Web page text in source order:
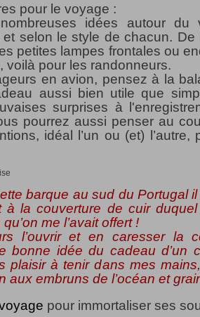
pour le voyage :
idées autour du
et selon le style de chacun.
petites lampes frontales ou
voilà pour les randonneurs.
en avion, pensez à la
aussi bien utile que
surprises à
pourrez aussi penser au
idéal l’un ou (et) l’autre,
barque au sud du Portugal
à la couverture de cuir
me l’avait offert !
l’ouvrir et en caresser la
bonne idée du cadeau d’un
plaisir à tenir dans mes
aux embruns de l’océan et
pour immortaliser ses